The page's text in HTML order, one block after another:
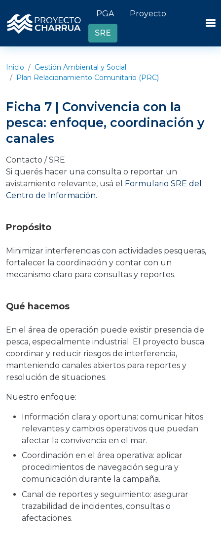
Header links
PGA Proyecto
SRE
Inicio
Gestión Ambiental y Social
Plan Relacionamiento Comunitario (PRC)
Ficha 7 | Convivencia con la
pesca: enfoque, coordinación y
canales
Contacto / SRE
Si querés hacer una consulta o reportar un
avistamiento relevante, usá el Formulario SRE del
Centro de Información.
Propósito
Minimizar interferencias con actividades pesqueras,
fortalecer la coordinación y contar con un
mecanismo claro para consultas y reportes.
Qué hacemos
En el área de operación puede existir presencia de
pesca, especialmente industrial. El proyecto busca
coordinar y reducir riesgos de interferencia,
manteniendo canales abiertos para reportes y
resolución de situaciones.
Nuestro enfoque:
Información clara y oportuna: comunicar hitos
relevantes y cambios operativos que puedan
afectar la convivencia en el mar.
Coordinación en el área operativa: aplicar
procedimientos de navegación segura y
comunicación durante la campaña.
Canal de reportes y seguimiento: asegurar
trazabilidad de incidentes, consultas o
afectaciones.